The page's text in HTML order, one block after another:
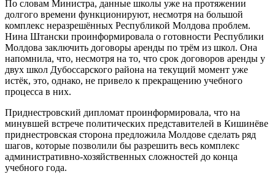
По словам Министра, данные школы уже на протяжении
долгого времени функционируют, несмотря на большой
комплекс неразрешённых Республикой Молдова проблем.
Нина Штански проинформировала о готовности Республики
Молдова заключить договоры аренды по трём из школ. Она
напомнила, что, несмотря на то, что срок договоров аренды у
двух школ Дубоссарского района на текущий момент уже
истёк, это, однако, не привело к прекращению учебного
процесса в них.
Приднестровский дипломат проинформировала, что на
минувшей встрече политических представителей в Кишинёве
приднестровская сторона предложила Молдове сделать ряд
шагов, которые позволили бы разрешить весь комплекс
административно-хозяйственных сложностей до конца
учебного года.